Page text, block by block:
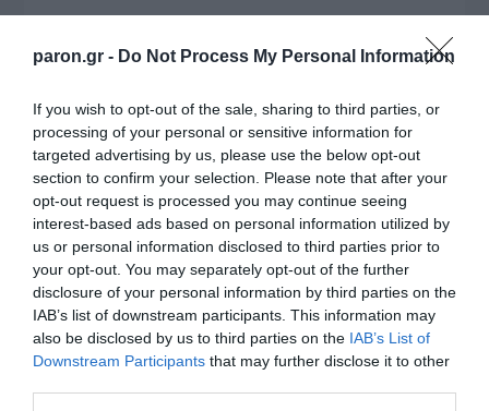
paron.gr - Do Not Process My Personal Information
If you wish to opt-out of the sale, sharing to third parties, or
processing of your personal or sensitive information for
targeted advertising by us, please use the below opt-out
section to confirm your selection. Please note that after your
opt-out request is processed you may continue seeing
interest-based ads based on personal information utilized by
us or personal information disclosed to third parties prior to
your opt-out. You may separately opt-out of the further
disclosure of your personal information by third parties on the
IAB’s list of downstream participants. This information may
also be disclosed by us to third parties on the IAB’s List of
Downstream Participants that may further disclose it to other
Οι «Τυπολογίες» περνούν στην εικόνα, έχοντας
ως πρώτο καλεσμένο στο νέο vidcast τον Παύλο
Μαρινάκη
«Τυπολογίες» στο
YouTube: Ο Δήμος